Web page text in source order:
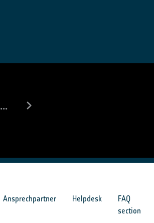
...
Ansprechpartner Helpdesk
FAQ
section